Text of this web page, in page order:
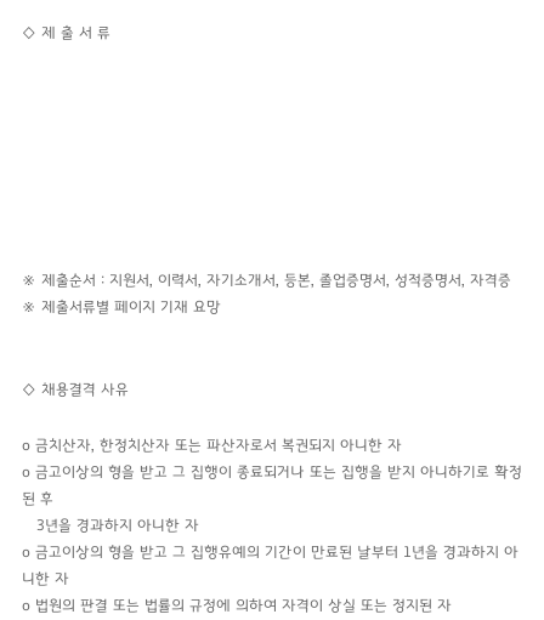
◇ 제 출 서 류
※ 제출순서 : 지원서, 이력서, 자기소개서, 등본, 졸업증명서, 성적증명서, 자격증
※ 제출서류별 페이지 기재 요망
◇ 채용결격 사유
o 금치산자, 한정치산자 또는 파산자로서 복권되지 아니한 자
o 금고이상의 형을 받고 그 집행이 종료되거나 또는 집행을 받지 아니하기로 확정
된 후
3년을 경과하지 아니한 자
o 금고이상의 형을 받고 그 집행유예의 기간이 만료된 날부터 1년을 경과하지 아
니한 자
o 법원의 판결 또는 법률의 규정에 의하여 자격이 상실 또는 정지된 자